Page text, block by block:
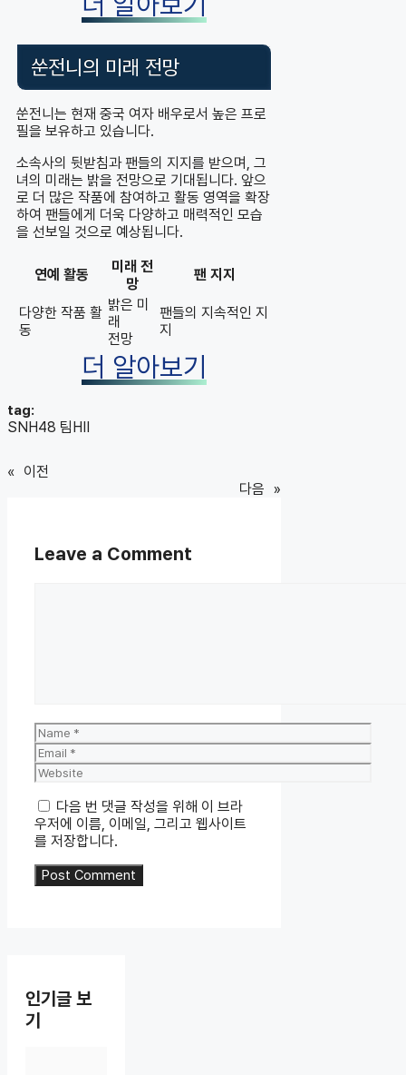
쑨전니의 미래 전망
쑨전니는 현재 중국 여자 배우로서 높은 프로
필을 보유하고 있습니다.
소속사의 뒷받침과 팬들의 지지를 받으며, 그
녀의 미래는 밝을 전망으로 기대됩니다. 앞으
로 더 많은 작품에 참여하고 활동 영역을 확장
하여 팬들에게 더욱 다양하고 매력적인 모습
을 선보일 것으로 예상됩니다.
연예 활동
미래 전
망
팬 지지
다양한 작품 활
동
밝은 미
래
전망
팬들의 지속적인 지
지
더 알아보기
tag:
SNH48 팀HII
« 이전
다음 »
Leave a Comment
Name
Email
Website
다음 번 댓글 작성을 위해 이 브라
우저에 이름, 이메일, 그리고 웹사이트
를 저장합니다.
인기글 보
기